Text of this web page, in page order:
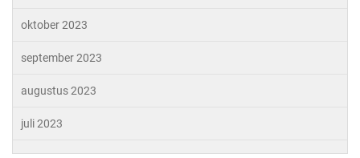
oktober 2023
september 2023
augustus 2023
juli 2023